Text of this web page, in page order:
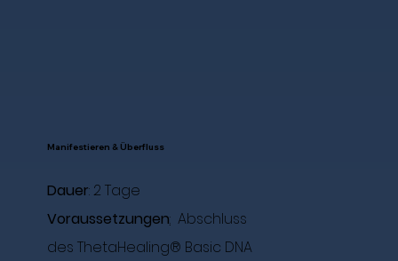
Manifestieren & Überfluss
Dauer: 2 Tage
Voraussetzungen:Abschluss
des ThetaHealing® Basic DNA